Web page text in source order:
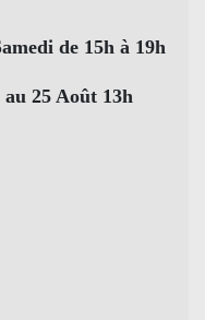
de 15h à 19h
25 Août 13h